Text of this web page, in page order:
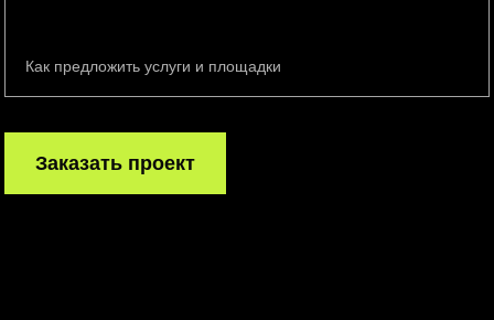
Как предложить услуги и площадки
Заказать проект